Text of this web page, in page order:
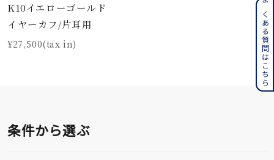
K10イエローゴールド
イヤーカフ/片耳用
¥27,500(tax in)
条件から選ぶ
よくある質問はこちら